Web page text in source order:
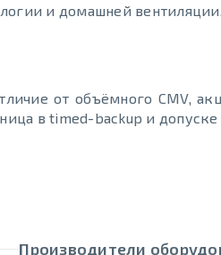
и домашней вентиляции.
от объёмного CMV,
в timed-backup и допуске
Производители